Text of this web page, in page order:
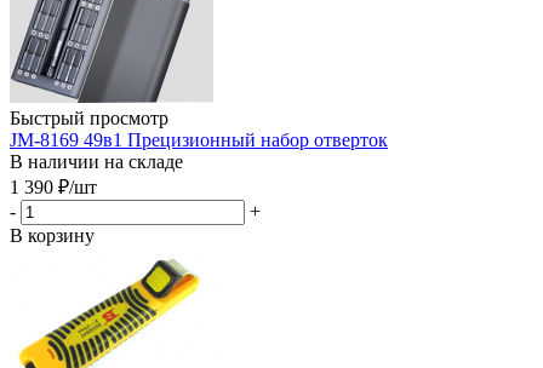
Быстрый просмотр
JM-8169 49в1 Прецизионный набор отверток
В наличии на складе
1 390 ₽/шт
-
+
В корзину